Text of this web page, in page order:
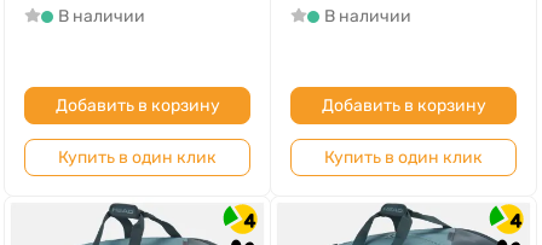
В наличии
Добавить в корзину
Купить в один клик
В наличии
Добавить в корзину
Купить в один клик
4 4